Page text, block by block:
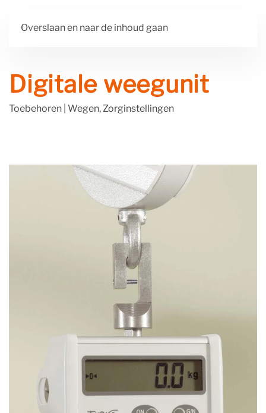
Overslaan en naar de inhoud gaan
Digitale weegunit
Toebehoren Wegen, Zorginstellingen